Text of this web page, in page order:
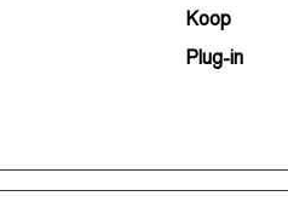
Koop
Plug-in